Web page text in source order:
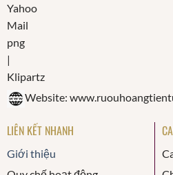
Website:
LIÊN KẾT NHANH
Giới thiệu